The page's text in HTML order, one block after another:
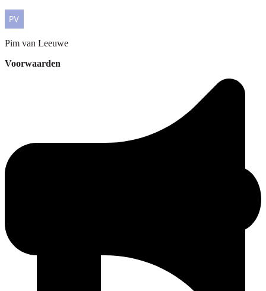
Pim van Leeuwe
Voorwaarden